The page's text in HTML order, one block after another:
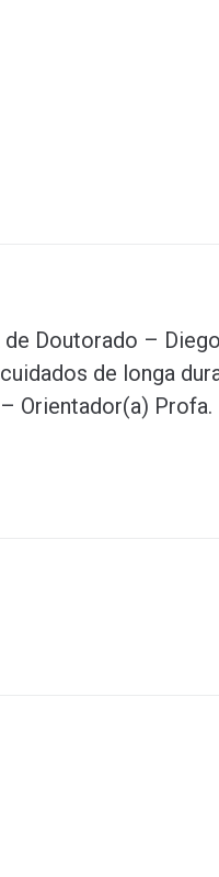
de Doutorado –
de longa
Orientador(a) Profa.